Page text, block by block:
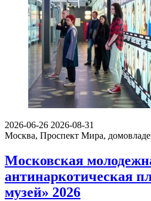
2026-06-26 2026-08-31
Москва, Проспект Мира,
Московская
антинаркотическая
музей» 2026